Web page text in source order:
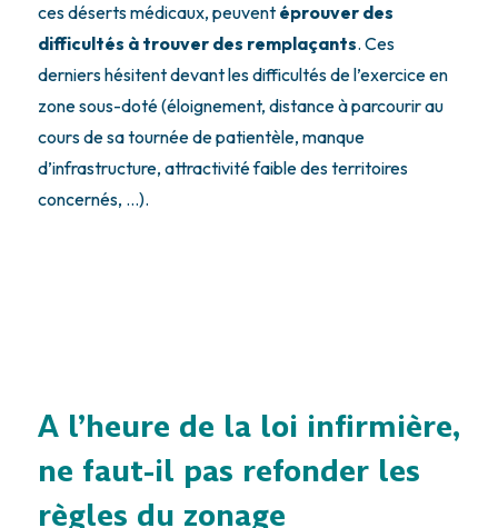
ces déserts médicaux, peuvent éprouver des
difficultés à trouver des remplaçants. Ces
derniers hésitent devant les difficultés de l’exercice en
zone sous-doté (éloignement, distance à parcourir au
cours de sa tournée de patientèle, manque
d’infrastructure, attractivité faible des territoires
concernés, …).
A l’heure de la loi infirmière,
ne faut-il pas refonder les
règles du zonage